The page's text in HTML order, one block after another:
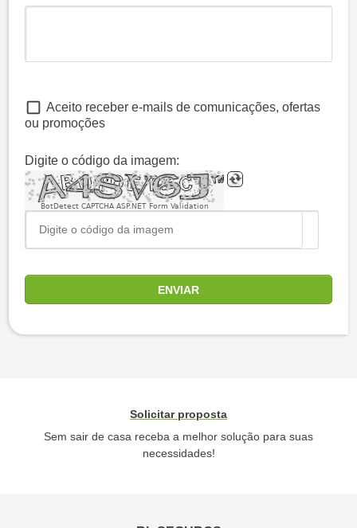
Aceito receber e-mails de comunicações, ofertas
ou promoções
Digite o código da imagem:
BotDetect CAPTCHA ASP.NET Form Validation
ENVIAR
Solicitar proposta
Sem sair de casa receba a melhor solução para suas
necessidades!